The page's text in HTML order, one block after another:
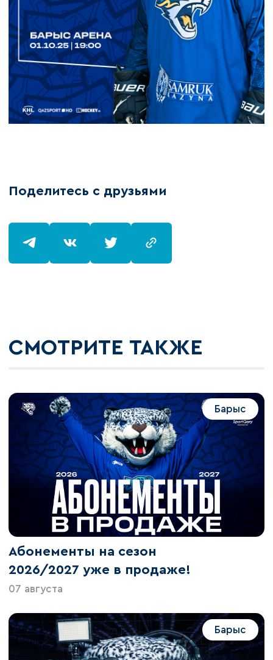
Поделитесь с друзьями
СМОТРИТЕ ТАКЖЕ
Барыс
Абонементы на сезон
2026/2027 уже в продаже!
07 августа
Барыс